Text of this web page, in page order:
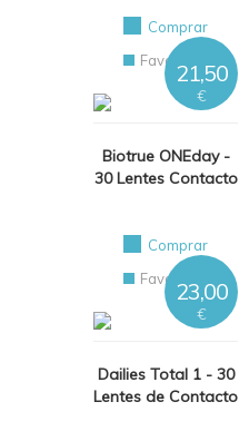
Comprar
Favoritos
Biotrue ONEday -
30 Lentes Contacto
21,50
€
Comprar
Favoritos
Dailies Total 1 - 30
Lentes de Contacto
23,00
€